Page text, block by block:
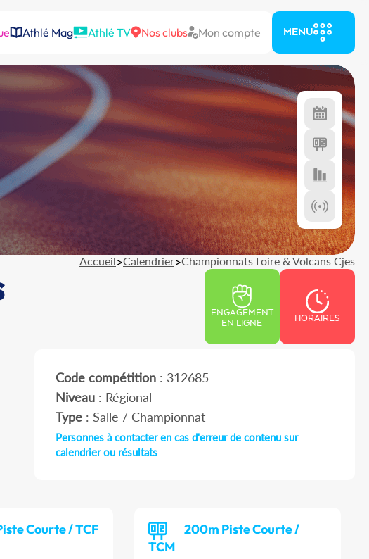
Athlé Mag Athlé TV Nos clubs Mon compte MENU
Accueil>Calendrier>Championnats Loire & Volcans Cjes
ENGAGEMENT
EN LIGNE
HORAIRES
Code compétition: 312685
Niveau: Régional
Type: Salle / Championnat
Personnes à contacter en cas d'erreur de contenu sur
calendrier ou résultats
Courte / TCF
200m Piste Courte /
TCM